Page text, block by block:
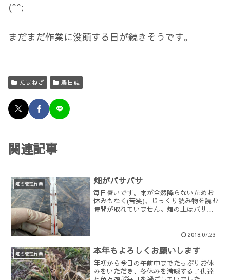
(^^;
まだまだ作業に没頭する日が続きそうです。
たまねぎ 農日誌
関連記事
畑の管理作業 畑がパサパサ
毎日暑いです。雨が全然降らないためお
休みもなく(苦笑)、じっくり読み物を読む
時間が取れていません。畑の土はパサパ
てきた気がします。さすがに暑すぎ。こ
2018.07.23
畑の管理作業 本年もよろしくお願いします
年初から今日の午前中までたっぷりお休
みをいただき、冬休みを満喫する子供達